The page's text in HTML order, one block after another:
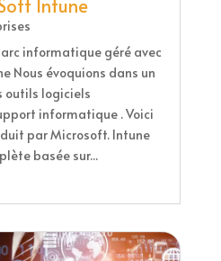
informatique géré avec
Nous évoquions dans un
outils logiciels
informatique . Voici
par Microsoft. Intune
basée sur...